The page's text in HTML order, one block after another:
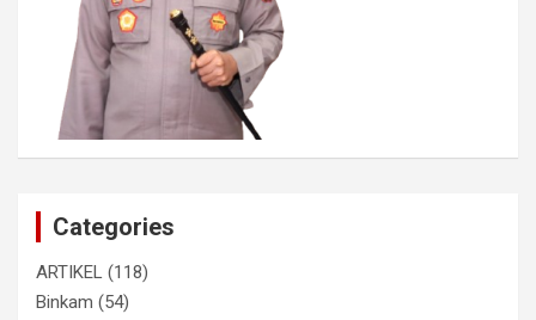
Categories
ARTIKEL (118)
Binkam (54)